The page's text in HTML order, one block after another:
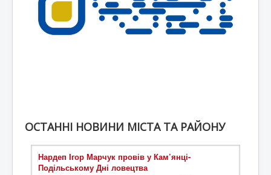
ОСТАННІ НОВИНИ МІСТА ТА РАЙОНУ
Нардеп Ігор Марчук провів у Кам’янці-
Подільському Дні ловецтва